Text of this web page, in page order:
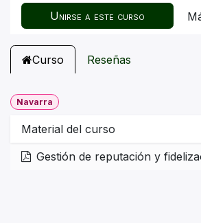
Unirse a este curso
Curso Reseñas
Navarra
Material del curso
Gestión de reputación y